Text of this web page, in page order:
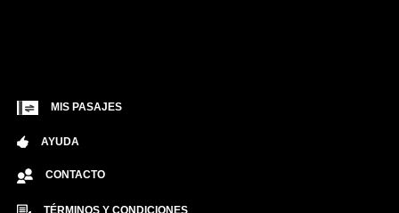
MIS PASAJES
AYUDA
CONTACTO